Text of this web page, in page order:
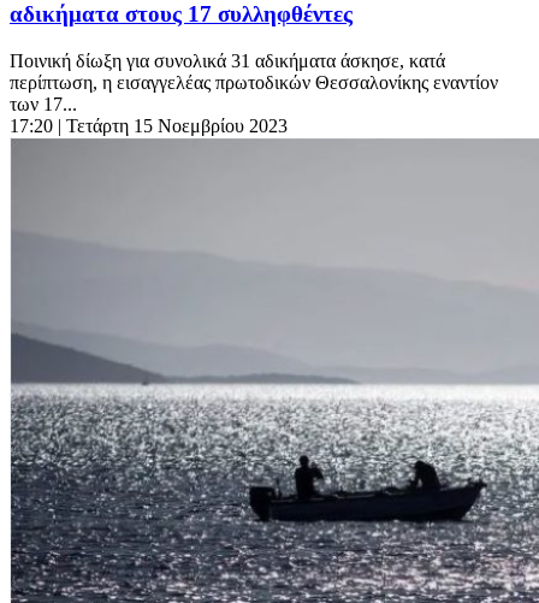
αδικήματα στους 17 συλληφθέντες
Ποινική δίωξη για συνολικά 31 αδικήματα άσκησε, κατά
περίπτωση, η εισαγγελέας πρωτοδικών Θεσσαλονίκης εναντίον
των 17...
17:20 | Τετάρτη 15 Νοεμβρίου 2023